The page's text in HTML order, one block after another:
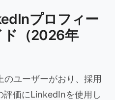
プロフィー
ド（2026年
ユーザーがおり、採用
評価にLinkedInを使用し